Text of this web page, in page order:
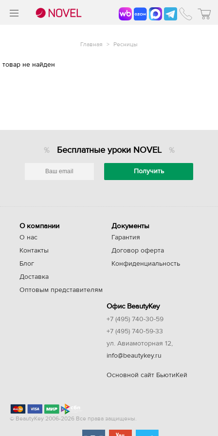
Главная > Ресницы
товар не найден
Бесплатные уроки NOVEL
О компании
О нас
Контакты
Блог
Доставка
Оптовым представителям
Документы
Гарантия
Договор оферта
Конфиденциальность
Офис BeautyKey
+7 (495) 740-30-59
+7 (495) 740-59-33
ул. Авиамоторная 12,
info@beautykey.ru
Основной сайт БьютиКей
© BeautyKey 2006-2026 Все права защищены.